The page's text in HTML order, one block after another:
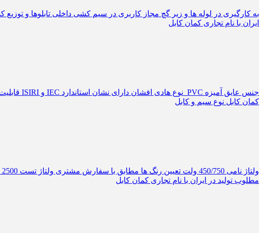
ایران با نام تجاری کمان کابل
کمان کابل نوع سیم و کابل
مطلوب تولید در ایران با نام تجاری کمان کابل